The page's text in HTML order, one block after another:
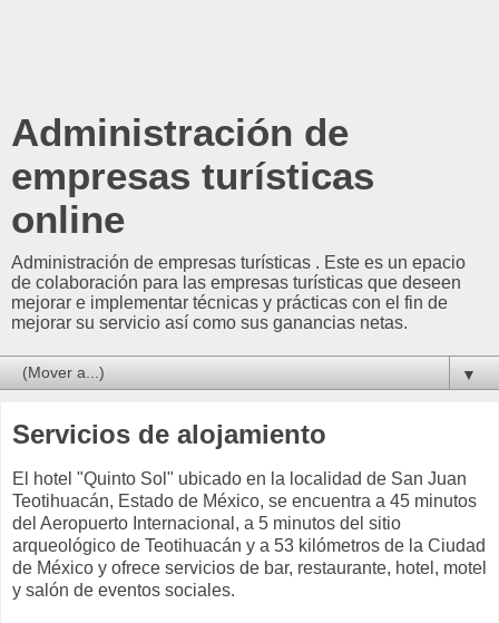
Administración de
empresas turísticas
online
Administración de empresas turísticas . Este es un epacio
de colaboración para las empresas turísticas que deseen
mejorar e implementar técnicas y prácticas con el fin de
mejorar su servicio así como sus ganancias netas.
▼
Servicios de alojamiento
El hotel "Quinto Sol" ubicado en la localidad de San Juan
Teotihuacán, Estado de México, se encuentra a 45 minutos
del Aeropuerto Internacional, a 5 minutos del sitio
arqueológico de Teotihuacán y a 53 kilómetros de la Ciudad
de México y ofrece servicios de bar, restaurante, hotel, motel
y salón de eventos sociales.